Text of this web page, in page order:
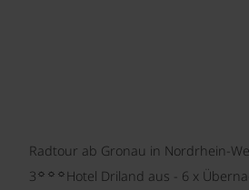
Radtour ab Gronau in Nordrhein-
3☼☼☼Hotel Driland aus - 6 x